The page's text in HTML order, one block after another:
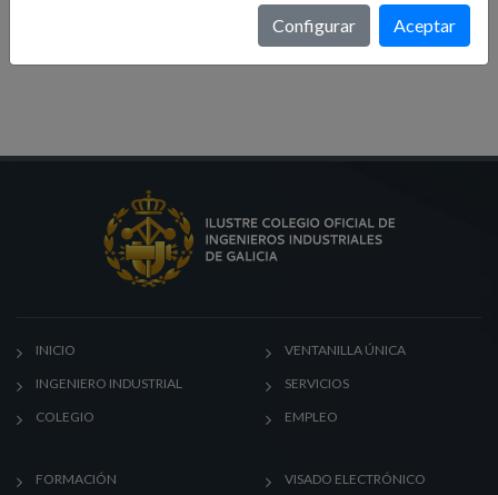
INICIO
INGENIERO INDUSTRIAL
COLEGIO
VENTANILLA ÚNICA
SERVICIOS
EMPLEO
FORMACIÓN VISADO ELECTRÓNICO
Configurar Aceptar